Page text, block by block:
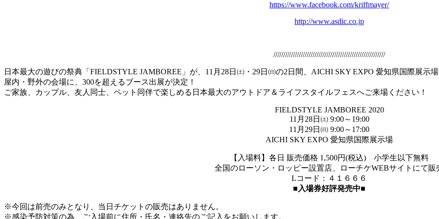
https://www.facebook.com/kriffmayer/
http://www.asdic.co.jp
/////////////////////////////////////////////////////////
日本最大の遊びの祭典「FIELDSTYLE JAMBOREE」が、11月28日㈯・29日㈰の2日間、AICHI SKY EXPO 愛知県国際展示場
屋内・野外の会場に、300を超えるブース出展が決定！
ご家族、カップル、友人同士、ペット同伴で楽しめる日本最大のアウトドア＆ライフスタイルフェスへご来場ください！
FIELDSTYLE JAMBOREE 2020
11月28日㈯ 9:00～19:00
11月29日㈰ 9:00～17:00
AICHI SKY EXPO 愛知県国際展示場
【入場料】各日 販売価格 1,500円(税込) 小学生以下無料
全国のローソン・ロッピー設置店、ローチケWEBサイトにて販
Lコード：４１６６６
■入場券好評発売中■
※今回は前売のみとなり、当日チケットの販売はありません。
※感染予防対策の為、ご入場前に住所・氏名・連絡先のご記入をお願いします。